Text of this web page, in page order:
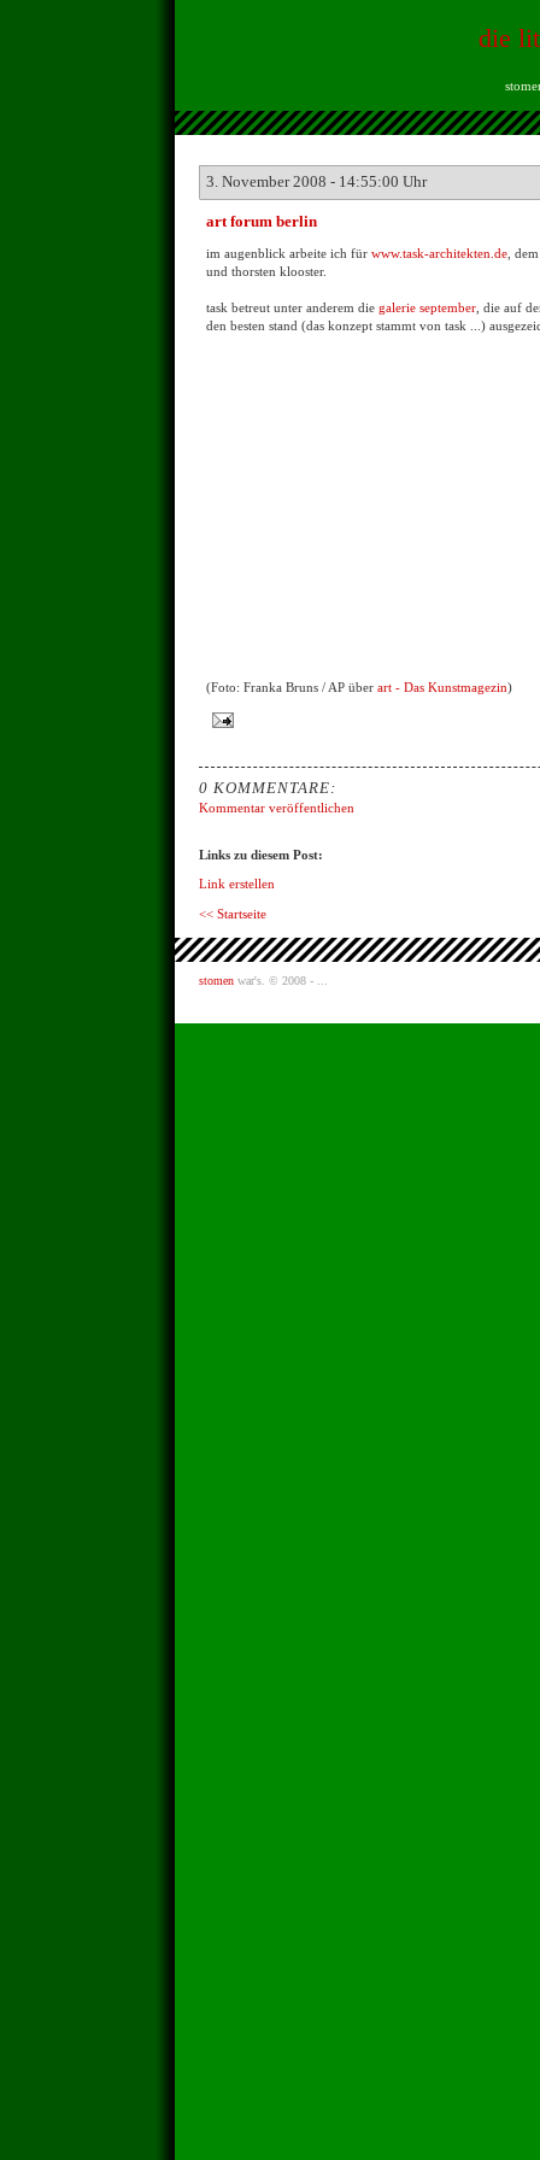
die
3. November 2008 - 14:55:00 Uhr
art forum berlin
im augenblick arbeite ich für www.task-architekten.de ,
und thorsten klooster.
task betreut unter anderem die galerie september , die auf
den besten stand (das konzept stammt von task ...)
(Foto: Franka Bruns / AP über art - Das Kunstmagezin)
0 KOMMENTARE:
Kommentar veröffentlichen
Links zu diesem Post:
Link erstellen
<< Startseite
stomen war's. © 2008 - ...